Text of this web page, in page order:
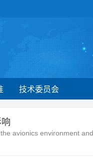
技术委员会
avionics environment